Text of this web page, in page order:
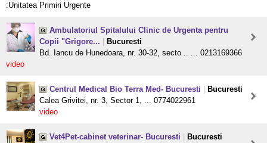
:Unitatea Primiri Urgente
Ambulatoriul Spitalului Clinic de Urgenta pentru
Copii "Grigore...
Bucuresti
Bd. Iancu de Hunedoara, nr. 30-32, secto .. ... 0213169366
video
Centrul Medical Bio Terra Med- Bucuresti
Bucuresti
Calea Grivitei, nr. 3, Sector 1, ... 0774022961
video
Vet4Pet-cabinet veterinar- Bucuresti
Bucuresti